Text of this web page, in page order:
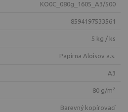
KO0C_080g_1605_A3/500
8594197533561
5 kg / ks
Papírna Aloisov a.s.
A3
80 g/m2
Barevný kopírovací